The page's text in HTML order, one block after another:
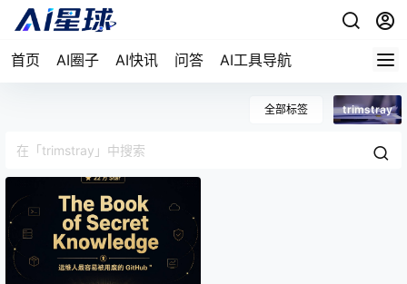
首页 AI圈子 AI快讯 问答 AI工具导航
全部标签 trimstray